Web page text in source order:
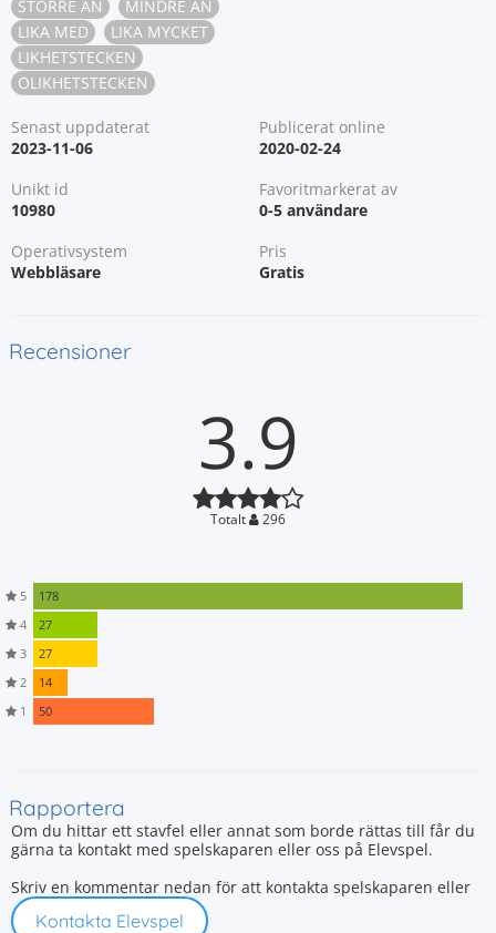
STÖRRE ÄN
MINDRE ÄN
LIKA MED
LIKA MYCKET
LIKHETSTECKEN
OLIKHETSTECKEN
Senast uppdaterat
2023-11-06
Publicerat online
2020-02-24
Unikt id
10980
Favoritmarkerat av
0-5 användare
Operativsystem
Webbläsare
Pris
Gratis
Recensioner
3.9
Totalt 296
5
178
4
27
3
27
2
14
1
50
Rapportera
Om du hittar ett stavfel eller annat som borde rättas till får du
gärna ta kontakt med spelskaparen eller oss på Elevspel.
Skriv en kommentar nedan för att kontakta spelskaparen eller
Kontakta Elevspel